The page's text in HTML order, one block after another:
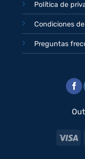
Política de
Condiciones
Preguntas